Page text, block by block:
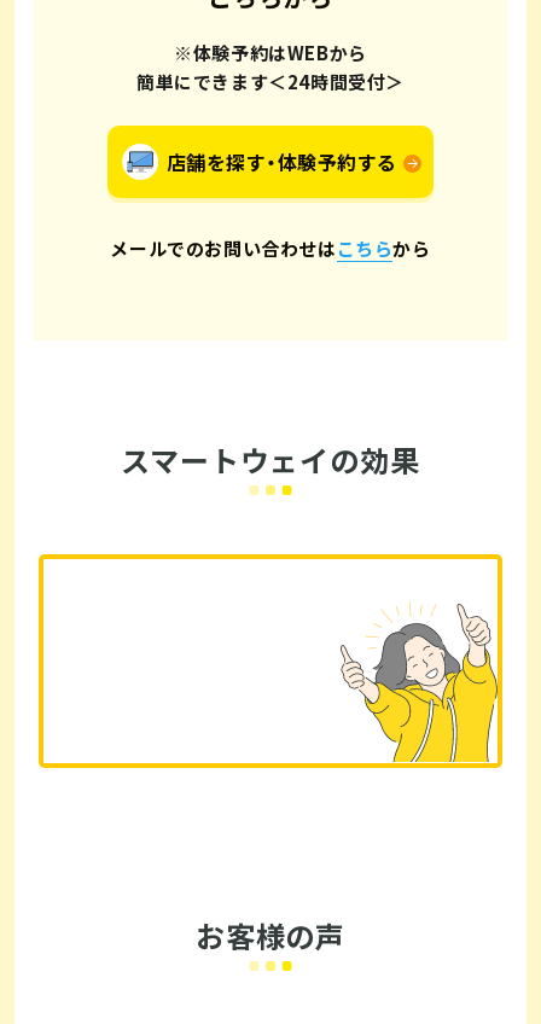
※体験予約はWEBから
簡単にできます＜24時間受付＞
店舗を探す・体験予約する
メールでのお問い合わせはこちらから
スマートウェイの効果
お客様の声